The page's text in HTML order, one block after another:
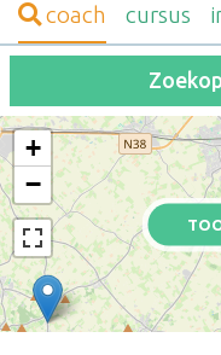
coach cursus
+
−